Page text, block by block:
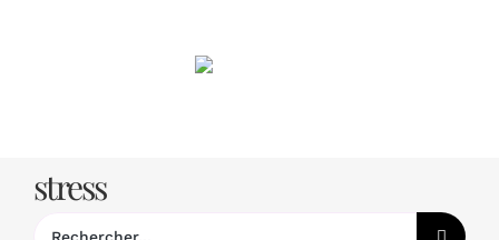
stress